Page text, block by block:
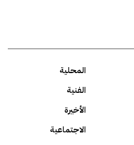
المحلية
الفنية
الأخيرة
الاجتماعية